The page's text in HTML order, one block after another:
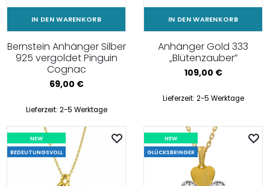
IN DEN WARENKORB
Bernstein Anhänger Silber
925 vergoldet Pinguin
Cognac
69,00 €
Lieferzeit: 2-5 Werktage
IN DEN WARENKORB
Anhänger Gold 333
„Blütenzauber”
109,00 €
Lieferzeit: 2-5 Werktage
NEW
BEDEUTUNGSVOLL
NEW
GLÜCKSBRINGER